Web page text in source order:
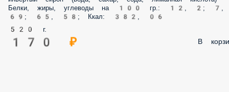
Белки, жиры, углеводы на 100 гр.: 12, 2; 7,
69; 65, 58; Ккал: 382, 06
520 г.
170 ₽ В